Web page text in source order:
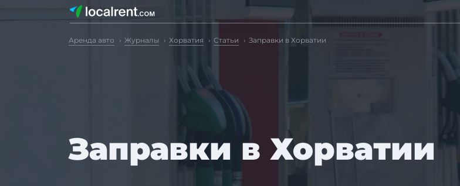
Аренда авто Журналы Хорватия Статьи Заправки в Хорватии
Заправки в Хорватии